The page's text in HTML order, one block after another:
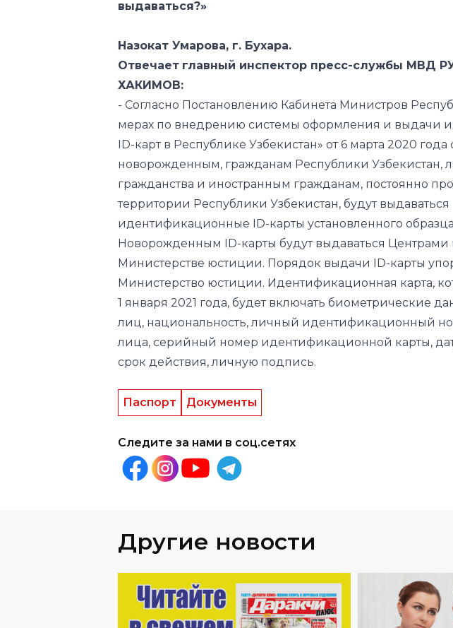
Отвечает главный инспектор пресс-службы МВД
- Согласно Постановлению Кабинета Министров
мерах по внедрению системы оформления и выдачи
ID-карт в Республике Узбекистан» от 6 марта 2020 года
новорожденным, гражданам Республики Узбекистан,
гражданства и иностранным гражданам, постоянно
территории Республики Узбекистан, будут выдаваться
идентификационные ID-карты установленного
Новорожденным ID-карты будут выдаваться Центрами
Министерстве юстиции. Порядок выдачи ID-карты
Министерство юстиции. Идентификационная карта,
1 января 2021 года, будет включать биометрические
лиц, национальность, личный идентификационный
лица, серийный номер идентификационной карты,
срок действия, личную подпись.
Паспорт Документы
Другие новости